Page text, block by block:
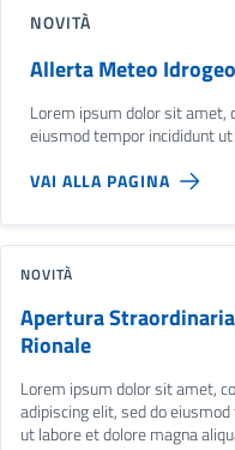
NOVITÀ
Allerta Meteo
Lorem ipsum dolor sit amet,
eiusmod tempor incididunt
VAI ALLA PAGINA
NOVITÀ
Apertura
Rionale
Lorem ipsum dolor sit amet,
adipiscing elit, sed do
ut labore et dolore magna